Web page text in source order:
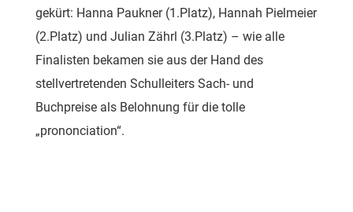
gekürt: Hanna Paukner (1.Platz), Hannah Pielmeier
(2.Platz) und Julian Zährl (3.Platz) – wie alle
Finalisten bekamen sie aus der Hand des
stellvertretenden Schulleiters Sach- und
Buchpreise als Belohnung für die tolle
„prononciation“.